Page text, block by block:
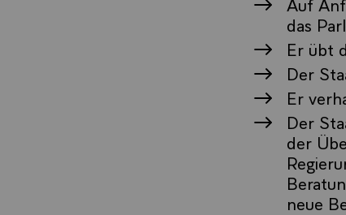
das
Er übt
Der
Er
Der
der
neue